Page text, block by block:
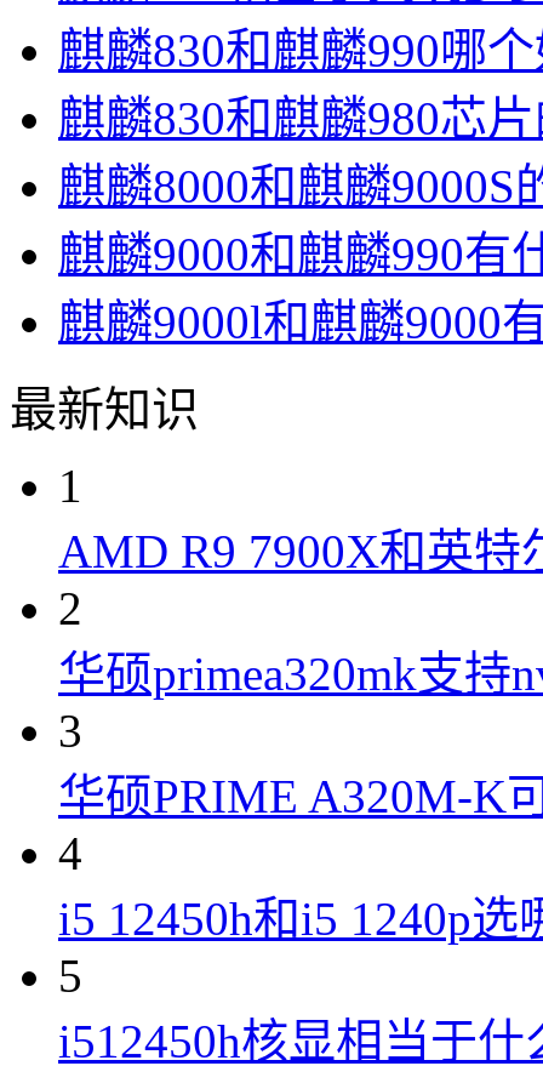
麒麟830和麒麟990哪
麒麟830和麒麟980芯
麒麟8000和麒麟9000S
麒麟9000和麒麟990有
麒麟9000l和麒麟9000
最新知识
1
AMD R9 7900X和英特
2
华硕primea320mk支持
3
华硕PRIME A320M-K
4
i5 12450h和i5 1240p选
5
i512450h核显相当于什